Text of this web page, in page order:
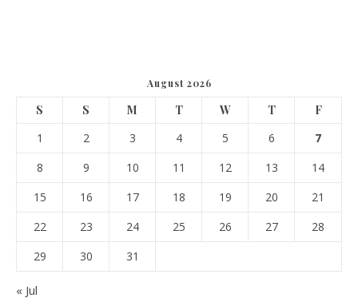
August 2026
S S M T W T
F
1
2 3 4 5 6
7
8
9 10 11 12 13
14
15
16 17 18 19 20
21
22
23 24 25 26 27
28
29
30 31
« Jul